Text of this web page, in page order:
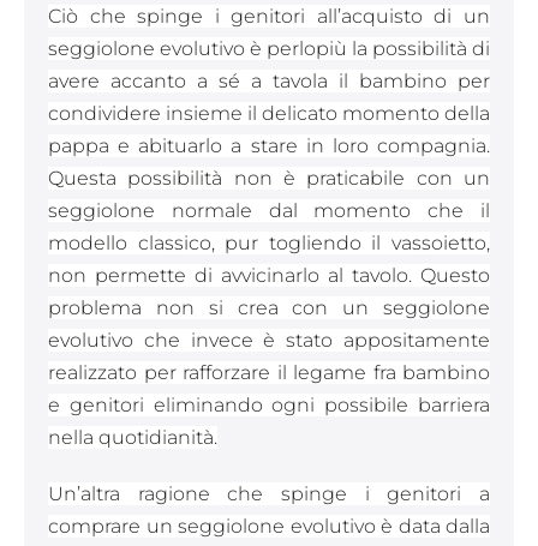
Ciò che spinge i genitori all’acquisto di un
seggiolone evolutivo è perlopiù la possibilità di
avere accanto a sé a tavola il bambino per
condividere insieme il delicato momento della
pappa e abituarlo a stare in loro compagnia.
Questa possibilità non è praticabile con un
seggiolone normale dal momento che il
modello classico, pur togliendo il vassoietto,
non permette di avvicinarlo al tavolo. Questo
problema non si crea con un seggiolone
evolutivo che invece è stato appositamente
realizzato per rafforzare il legame fra bambino
e genitori eliminando ogni possibile barriera
nella quotidianità.
Un’altra ragione che spinge i genitori a
comprare un seggiolone evolutivo è data dalla